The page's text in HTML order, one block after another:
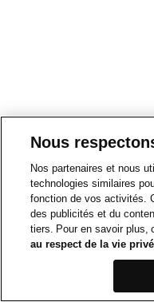
Nous
Nos partenaires et nous
technologies similaires
fonction de vos activités.
des publicités et du
tiers. Pour en savoir plus,
au respect de la vie